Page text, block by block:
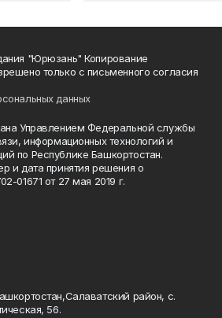
"Юрюзань" Копирование
только с письменного согласия
данных
Управлением Федеральной службы
информационных технологий и
по Республике Башкортостан.
и дата принятия решения о
01671 от 27 мая 2019 г.
район, с.
56.